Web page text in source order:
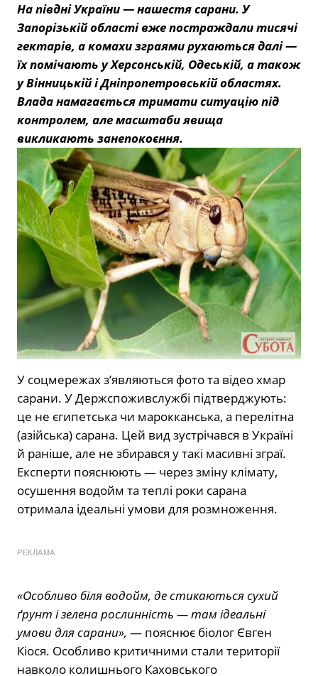
На півдні України — нашестя сарани. У
Запорізькій області вже постраждали тисячі
гектарів, а комахи зграями рухаються далі —
їх помічають у Херсонській, Одеській, а також
у Вінницькій і Дніпропетровській областях.
Влада намагається тримати ситуацію під
контролем, але масштаби явища
викликають занепокоєння.
У соцмережах з’являються фото та відео хмар
сарани. У Держспоживслужбі підтверджують:
це не єгипетська чи марокканська, а перелітна
(азійська) сарана. Цей вид зустрічався в Україні
й раніше, але не збирався у такі масивні зграї.
Експерти пояснюють — через зміну клімату,
осушення водойм та теплі роки сарана
отримала ідеальні умови для розмноження.
РЕКЛАМА
«Особливо біля водойм, де стикаються сухий
ґрунт і зелена рослинність — там ідеальні
умови для сарани», — пояснює біолог Євген
Кіося. Особливо критичними стали території
навколо колишнього Каховського